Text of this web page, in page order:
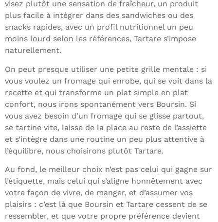
visez plutôt une sensation de fraîcheur, un produit
plus facile à intégrer dans des sandwiches ou des
snacks rapides, avec un profil nutritionnel un peu
moins lourd selon les références, Tartare s’impose
naturellement.
On peut presque utiliser une petite grille mentale : si
vous voulez un fromage qui enrobe, qui se voit dans la
recette et qui transforme un plat simple en plat
confort, nous irons spontanément vers Boursin. Si
vous avez besoin d’un fromage qui se glisse partout,
se tartine vite, laisse de la place au reste de l’assiette
et s’intègre dans une routine un peu plus attentive à
l’équilibre, nous choisirons plutôt Tartare.
Au fond, le meilleur choix n’est pas celui qui gagne sur
l’étiquette, mais celui qui s’aligne honnêtement avec
votre façon de vivre, de manger, et d’assumer vos
plaisirs : c’est là que Boursin et Tartare cessent de se
ressembler, et que votre propre préférence devient